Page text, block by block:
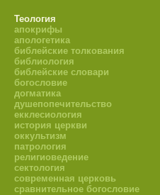
Теология
апокрифы
апологетика
библейские толкования
библиология
библейские словари
богословие
догматика
душепопечительство
екклесиология
история церкви
оккультизм
патрология
религиоведение
сектология
современная церковь
сравнительное богословие